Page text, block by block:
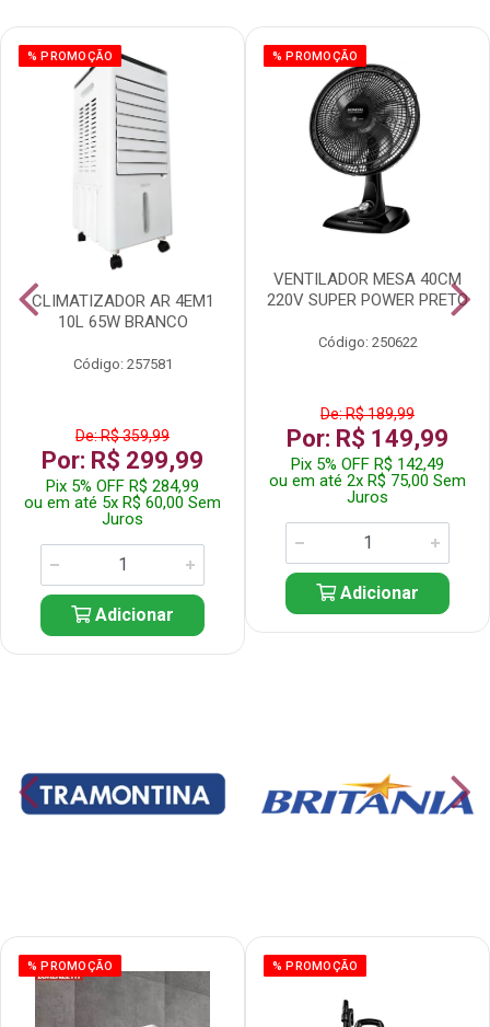
% PROMOÇÃO
CLIMATIZADOR AR 4EM1
10L 65W BRANCO
Código: 257581
De: R$ 359,99
Por: R$ 299,99
Pix 5% OFF R$ 284,99
ou em até 5x R$ 60,00 Sem
Juros
Adicionar
% PROMOÇÃO
VENTILADOR MESA 40CM
220V SUPER POWER PRETO
Código: 250622
De: R$ 189,99
Por: R$ 149,99
Pix 5% OFF R$ 142,49
ou em até 2x R$ 75,00 Sem
Juros
Adicionar
% PROMOÇÃO % PROMOÇÃO